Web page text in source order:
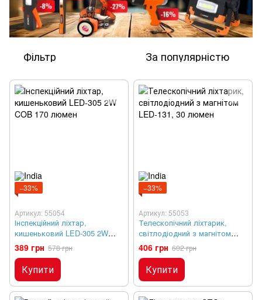
Фільтр За популярністю
−33%
Артикул: 55054
Інспекційний ліхтар,
кишеньковий LED-305 2W
COB 170 люмен
389 грн 578 грн
Купити
−33%
Артикул: 55053
Телескопічний ліхтарик,
світлодіодний з магнітом
LED-131, 30 люмен
406 грн 602 грн
Купити